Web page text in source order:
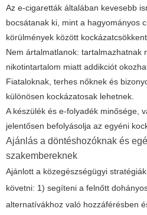
Az e-cigaretták általában kevesebb
bocsátanak ki, mint a hagyományos
körülmények között
Nem ártalmatlanok: tartalmazhatnak
nikotintartalom miatt addikciót
Fiataloknak, terhes nőknek és
különösen kockázatosak lehetnek.
A készülék és e-folyadék minősége,
jelentősen befolyásolja az egyéni
Ajánlás a döntéshozóknak és
szakembereknek
Ajánlott a közegészségügyi
követni: 1) segíteni a felnőtt
alternatívákhoz való hozzáférésben